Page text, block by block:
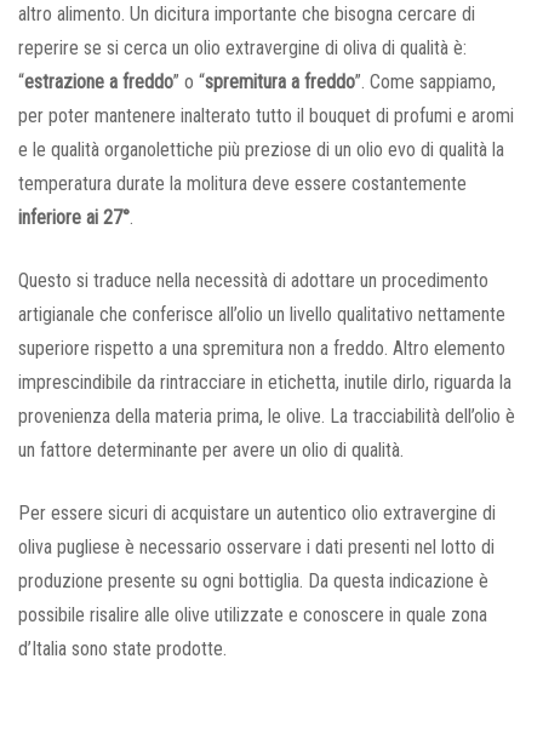
altro alimento. Un dicitura importante che bisogna cercare di
reperire se si cerca un olio extravergine di oliva di qualità è:
“estrazione a freddo” o “spremitura a freddo”. Come sappiamo,
per poter mantenere inalterato tutto il bouquet di profumi e aromi
e le qualità organolettiche più preziose di un olio evo di qualità la
temperatura durate la molitura deve essere costantemente
inferiore ai 27°
Questo si traduce nella necessità di adottare un procedimento
artigianale che conferisce all’olio un livello qualitativo nettamente
superiore rispetto a una spremitura non a freddo. Altro elemento
imprescindibile da rintracciare in etichetta, inutile dirlo, riguarda la
provenienza della materia prima, le olive. La tracciabilità dell’olio è
un fattore determinante per avere un olio di qualità.
Per essere sicuri di acquistare un autentico olio extravergine di
oliva pugliese è necessario osservare i dati presenti nel lotto di
produzione presente su ogni bottiglia. Da questa indicazione è
possibile risalire alle olive utilizzate e conoscere in quale zona
d’Italia sono state prodotte.